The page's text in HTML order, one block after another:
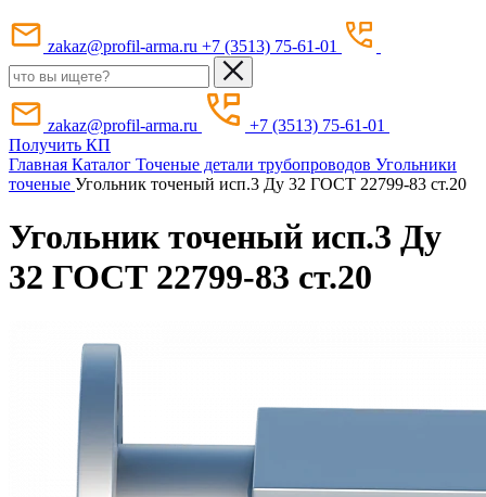
zakaz@profil-arma.ru +7 (3513) 75-61-01
zakaz@profil-arma.ru
+7 (3513) 75-61-01
Получить КП
Главная Каталог Точеные детали трубопроводов Угольники
точеные Угольник точеный исп.3 Ду 32 ГОСТ 22799-83 ст.20
Угольник точеный исп.3 Ду
32 ГОСТ 22799-83 ст.20